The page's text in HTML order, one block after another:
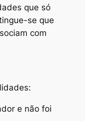
que só
se que
com
e não foi